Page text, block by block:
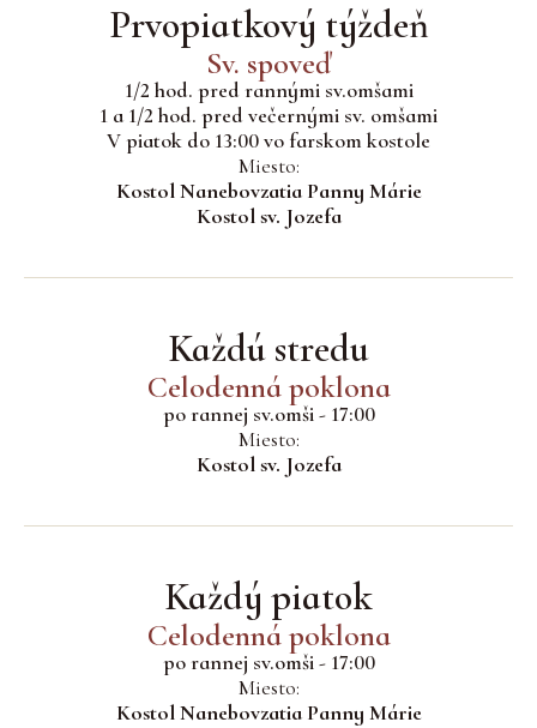
Prvopiatkový týždeň
Sv. spoveď
1/2 hod. pred rannými sv.omšami
1 a 1/2 hod. pred večernými sv. omšami
V piatok do 13:00 vo farskom kostole
Miesto:
Kostol Nanebovzatia Panny Márie
Kostol sv. Jozefa
Každú stredu
Celodenná poklona
po rannej sv.omši - 17:00
Miesto:
Kostol sv. Jozefa
Každý piatok
Celodenná poklona
po rannej sv.omši - 17:00
Miesto:
Kostol Nanebovzatia Panny Márie